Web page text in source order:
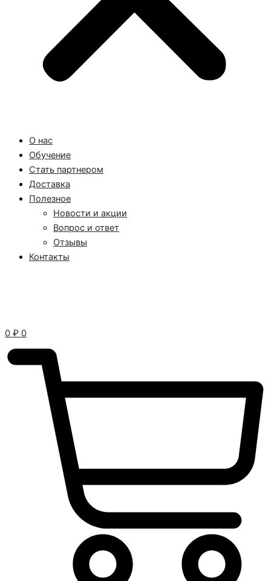
О нас
Обучение
Стать партнером
Доставка
Полезное
Новости и акции
Вопрос и ответ
Отзывы
Контакты
0 ₽ 0